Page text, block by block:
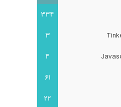
334
3
4
61
22